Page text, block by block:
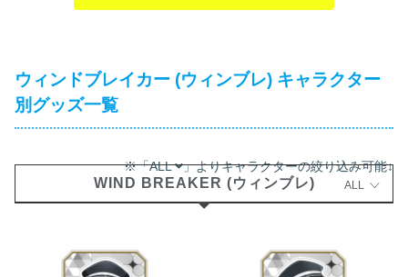
ウィンドブレイカー (ウィンブレ) キャラクター
別グッズ一覧
※「ALL 」よりキャラクターの絞り込み可能↓
WIND BREAKER (ウィンブレ) ALL